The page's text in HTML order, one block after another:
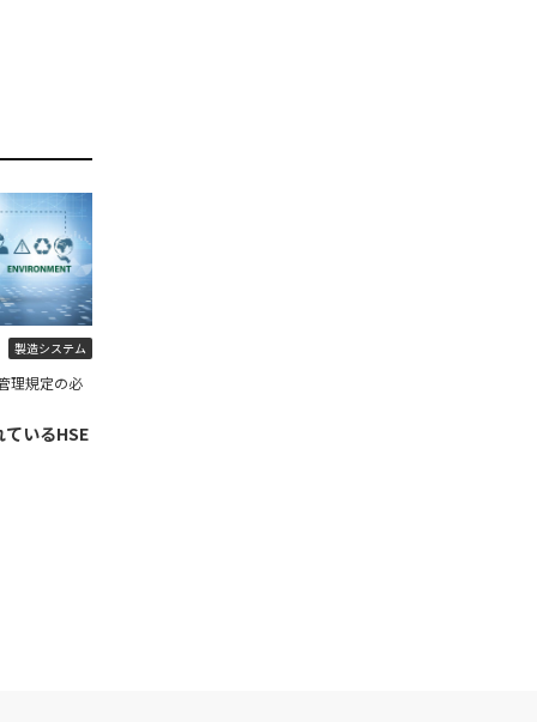
製造システム
理規定の必
いるHSE